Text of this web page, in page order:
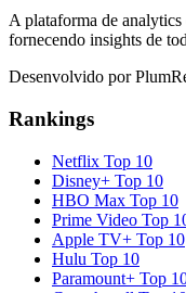
A plataforma de
fornecendo insights de
Desenvolvido por
Rankings
Netflix Top 10
Disney+ Top 10
HBO Max Top 10
Prime Video Top
Apple TV+ Top 10
Hulu Top 10
Paramount+ Top